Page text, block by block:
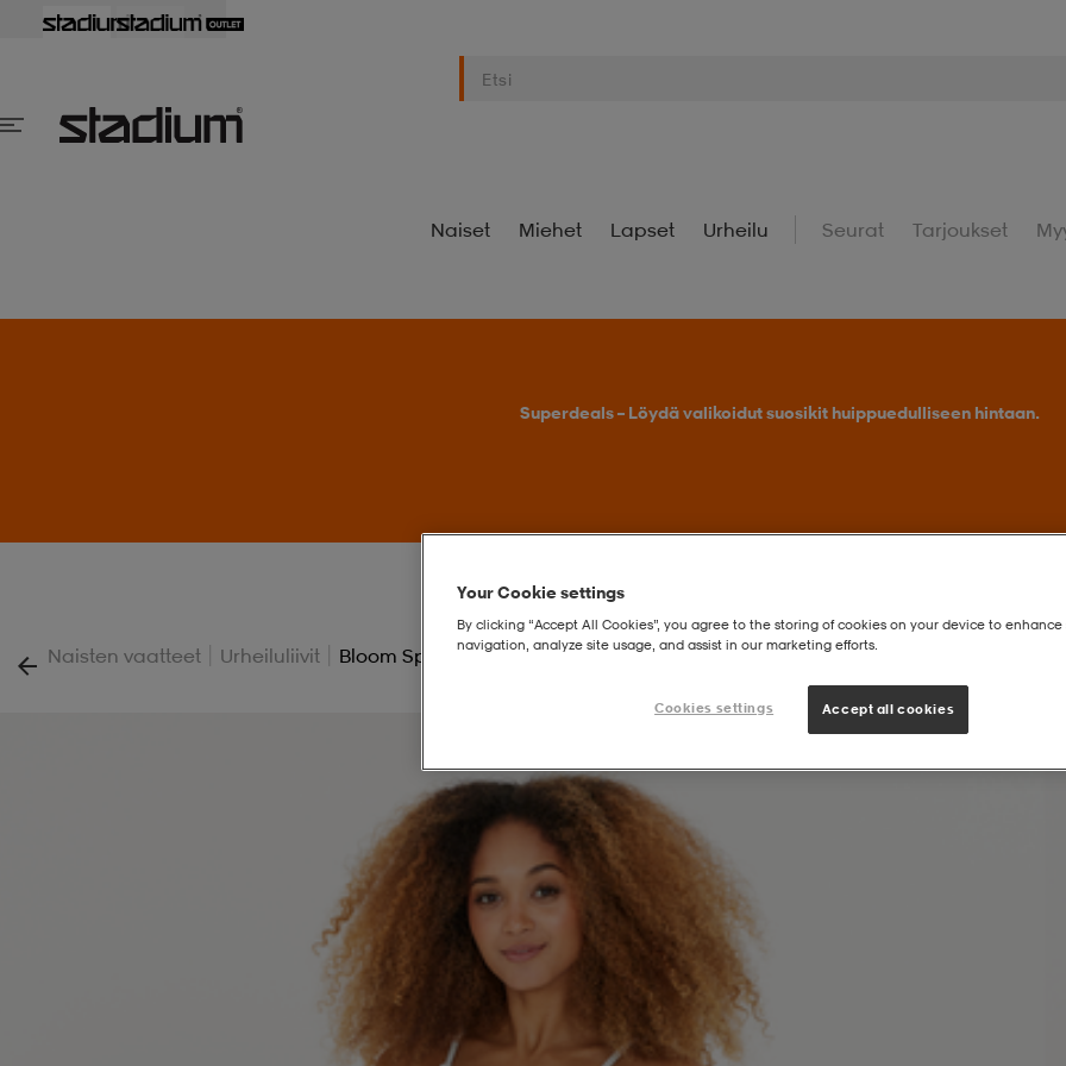
Naiset Miehet Lapset Urheilu Seurat Tarjoukset
Superdeals – Löydä valikoidut suosikit huippuedulliseen hintaan.
Naisten vaatteet | Urheiluliivit | Bloom Sports Bra
Your Cookie settings
By clicking “Accept All Cookies”, you agree to the storing of cookies on your device to enhance
navigation, analyze site usage, and assist in our marketing efforts.
Cookies settings Accept all cookies